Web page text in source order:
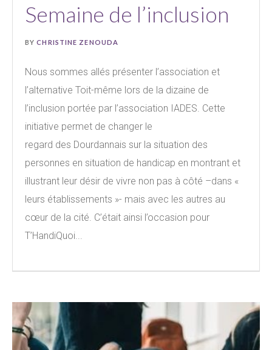
Semaine de l’inclusion
BYCHRISTINE ZENOUDA
Nous sommes allés présenter l’association et
l’alternative Toit-même lors de la dizaine de
l’inclusion portée par l’association IADES. Cette
initiative permet de changer le
regard des Dourdannais sur la situation des
personnes en situation de handicap en montrant et
illustrant leur désir de vivre non pas à côté –dans «
leurs établissements »- mais avec les autres au
cœur de la cité. C’était ainsi l’occasion pour
T’HandiQuoi...